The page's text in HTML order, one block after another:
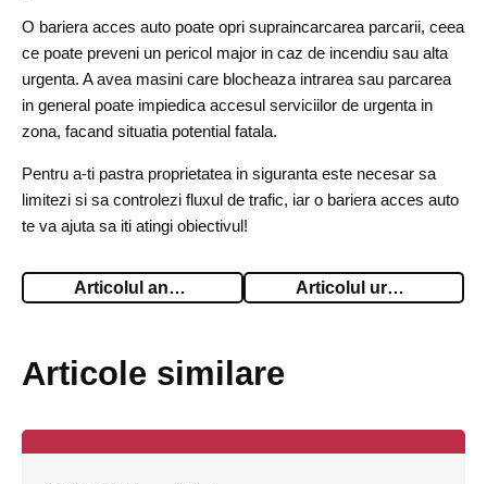
O bariera acces auto poate opri supraincarcarea parcarii, ceea
ce poate preveni un pericol major in caz de incendiu sau alta
urgenta. A avea masini care blocheaza intrarea sau parcarea
in general poate impiedica accesul serviciilor de urgenta in
zona, facand situatia potential fatala.
Pentru a-ti pastra proprietatea in siguranta este necesar sa
limitezi si sa controlezi fluxul de trafic, iar o bariera acces auto
te va ajuta sa iti atingi obiectivul!
Articolul anterior Articolul urmator
Articole similare